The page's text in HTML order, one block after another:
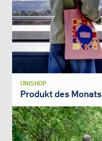
UNISHOP
Produkt des Monats